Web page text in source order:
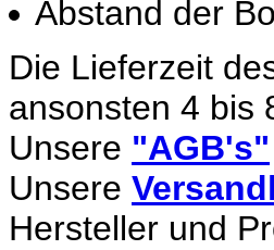
Abstand der
Die Lieferzeit
ansonsten 4 bis
Unsere "AGB's"
Unsere
Hersteller und